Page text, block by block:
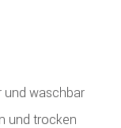
und waschbar
und trocken